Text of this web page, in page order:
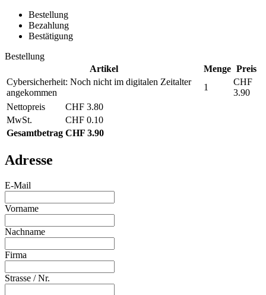
Bestellung
Bezahlung
Bestätigung
Bestellung
Artikel
Menge Preis
Cybersicherheit: Noch nicht im ­digitalen Zeitalter
angekommen
1
CHF
3.90
Nettopreis
CHF 3.80
MwSt.
CHF 0.10
Gesamtbetrag CHF 3.90
Adresse
E-Mail
Vorname
Nachname
Firma
Strasse / Nr.